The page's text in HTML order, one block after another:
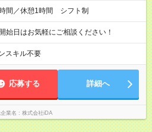
実働8時間／休憩1時間 シフト制
始日はお気軽にご相談ください！
スキル不要
応募する 詳細へ
業名 株式会社iDA